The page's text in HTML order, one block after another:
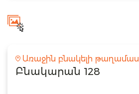
Առաջին բնակելի թաղամաս
Բնակարան 128